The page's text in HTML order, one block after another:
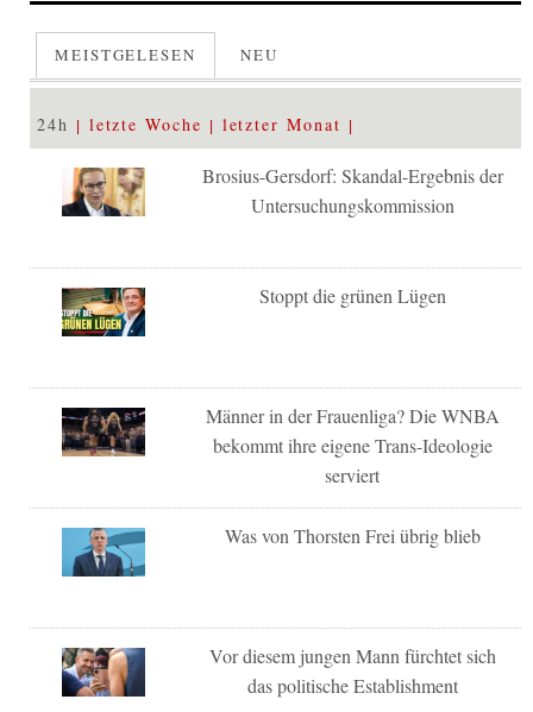
MEISTGELESEN NEU
24h letzte Woche letzter Monat
Brosius-Gersdorf: Skandal-Ergebnis der
Untersuchungskommission
Stoppt die grünen Lügen
Männer in der Frauenliga? Die WNBA
bekommt ihre eigene Trans-Ideologie
serviert
Was von Thorsten Frei übrig blieb
Vor diesem jungen Mann fürchtet sich
das politische Establishment